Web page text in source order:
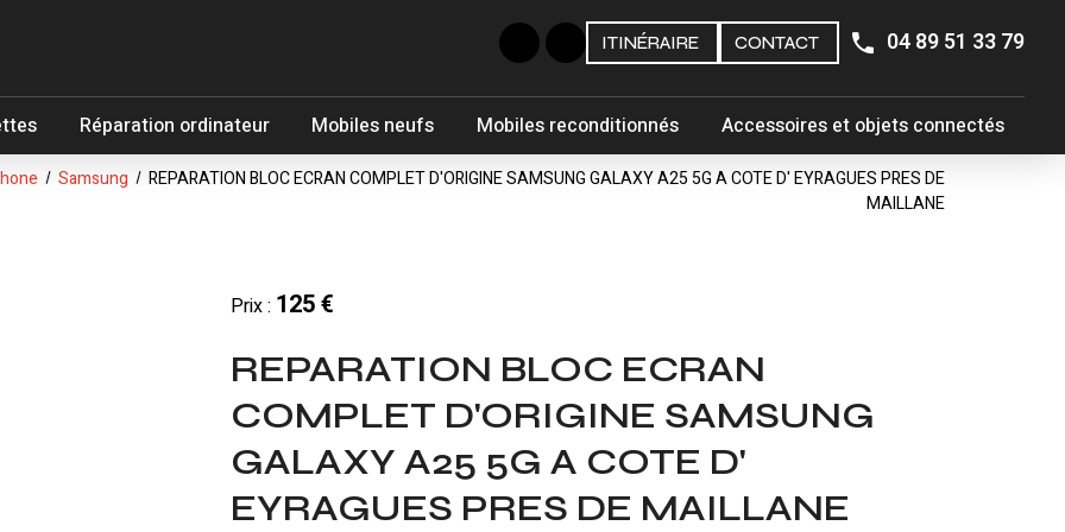
ITINÉRAIRE CONTACT 04 89 51 33 79
Réparation ordinateur Mobiles neufs Mobiles reconditionnés Accessoires et objets connectés
Samsung
REPARATION BLOC ECRAN COMPLET D'ORIGINE SAMSUNG GALAXY A25 5G A COTE D' EYRAGUES PRES DE
MAILLANE
Prix : 125 €
REPARATION BLOC ECRAN
COMPLET D'ORIGINE SAMSUNG
GALAXY A25 5G A COTE D'
EYRAGUES PRES DE MAILLANE